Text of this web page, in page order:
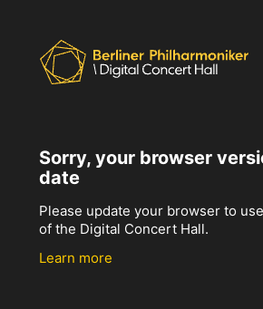
Sorry, your browser
date
Please update your browser to
of the Digital Concert Hall.
Learn more